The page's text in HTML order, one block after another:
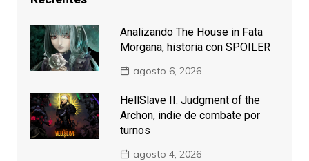
Analizando The House in Fata
Morgana, historia con SPOILER
agosto 6, 2026
HellSlave II: Judgment of the
Archon, indie de combate por
turnos
agosto 4, 2026